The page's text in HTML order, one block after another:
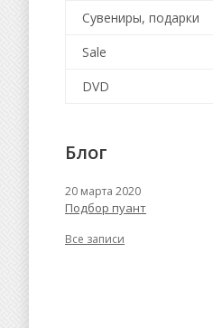
Сувениры, подарки
Sale
DVD
Блог
20 марта 2020
Подбор пуант
Все записи